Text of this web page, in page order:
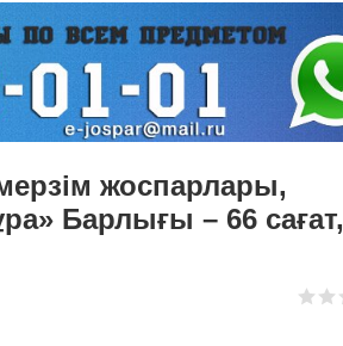
жоспарлары,
Барлығы – 66 сағат,